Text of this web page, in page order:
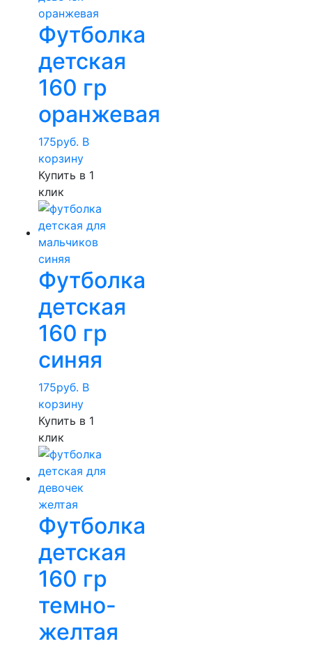
Футболка
детская
160 гр
оранжевая
175руб. В
корзину
Купить в 1
клик
Футболка
детская
160 гр
синяя
175руб. В
корзину
Купить в 1
клик
Футболка
детская
160 гр
темно-
желтая